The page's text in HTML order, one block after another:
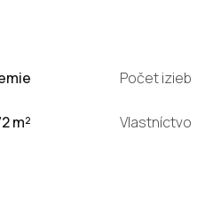
Počet izieb
m² Vlastníctvo